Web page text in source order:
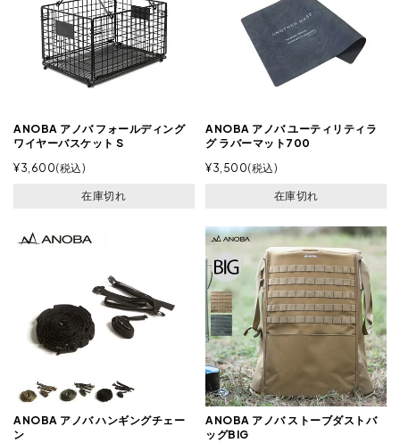
ANOBA アノバ フォールディング
ワイヤーバスケット S
¥3,600 税込
在庫切れ
ANOBA アノバ ユーティリティラ
グ ラバーマット700
¥3,500 税込
在庫切れ
ANOBA アノバ ハンギングチェー
ン
ANOBA アノバ ストーブダストバ
ッグBIG